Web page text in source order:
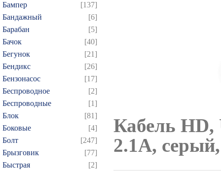
Бампер
[137]
Бандажный
[6]
Барабан
[5]
Бачок
[40]
Бегунок
[21]
Бендикс
[26]
Бензонасос
[17]
Беспроводное
[2]
Беспроводные
[1]
Блок
[81]
Боковые
[4]
Болт
[247]
Брызговик
[77]
Быстрая
[2]
Кабель HD,
2.1A,